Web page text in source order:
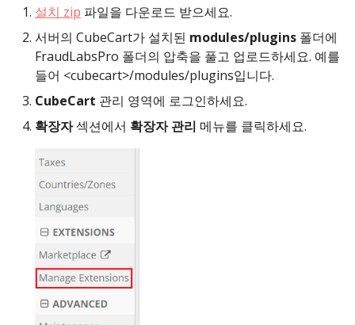
설치 zip 파일을 다운로드 받으세요.
서버의 CubeCart가 설치된 modules/plugins 폴더에
FraudLabsPro 폴더의 압축을 풀고 업로드하세요. 예를
들어 <cubecart>/modules/plugins입니다.
CubeCart 관리 영역에 로그인하세요.
확장자섹션에서 확장자 관리 메뉴를 클릭하세요.